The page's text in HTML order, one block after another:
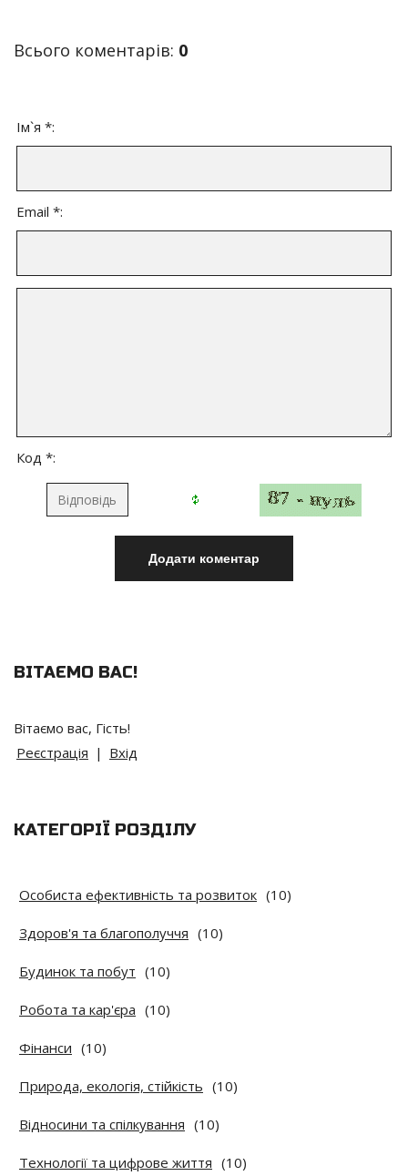
Всього коментарів: 0
Ім`я *:
Email *:
Код *:
ВІТАЄМО ВАС!
Вітаємо вас, Гість!
Реєстрація | Вхід
КАТЕГОРІЇ РОЗДІЛУ
Особиста ефективність та розвиток (10)
Здоров'я та благополуччя (10)
Будинок та побут (10)
Робота та кар'єра (10)
Фінанси (10)
Природа, екологія, стійкість (10)
Відносини та спілкування (10)
Технології та цифрове життя (10)